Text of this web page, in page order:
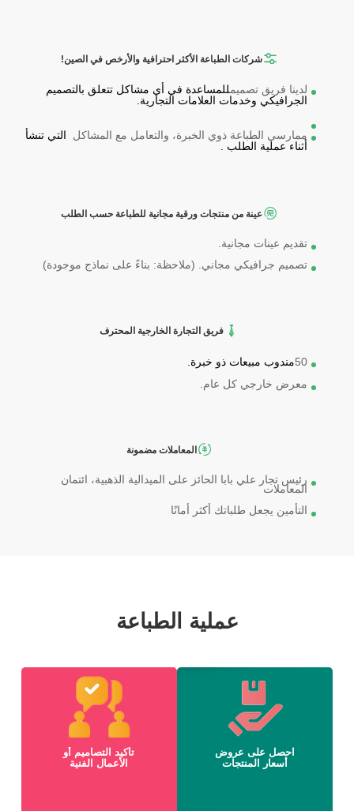
شركات الطباعة الأكثر احترافية والأرخص في الصين!
لدينا فريق تصميمللمساعدة في أي مشاكل تتعلق بالتصميم
الجرافيكي وخدمات العلامات التجارية.
ممارسي الطباعة ذوي الخبرة، والتعامل مع المشاكل
التي تنشأ
أثناء عملية الطلب .
عينة من منتجات ورقية مجانية للطباعة حسب الطلب
تقديم عينات مجانية.
تصميم جرافيكي مجاني. (ملاحظة: بناءً على نماذج موجودة)
فريق التجارة الخارجية المحترف
50مندوب مبيعات ذو خبرة.
معرض خارجي كل عام.
المعاملات مضمونة
رئيس تجار علي بابا الحائز على الميدالية الذهبية، ائتمان
المعاملات
التأمين يجعل طلباتك أكثر أمانًا
عملية الطباعة
احصل على عروض
أسعار المنتجات
تأكيد التصاميم أو
الأعمال الفنية